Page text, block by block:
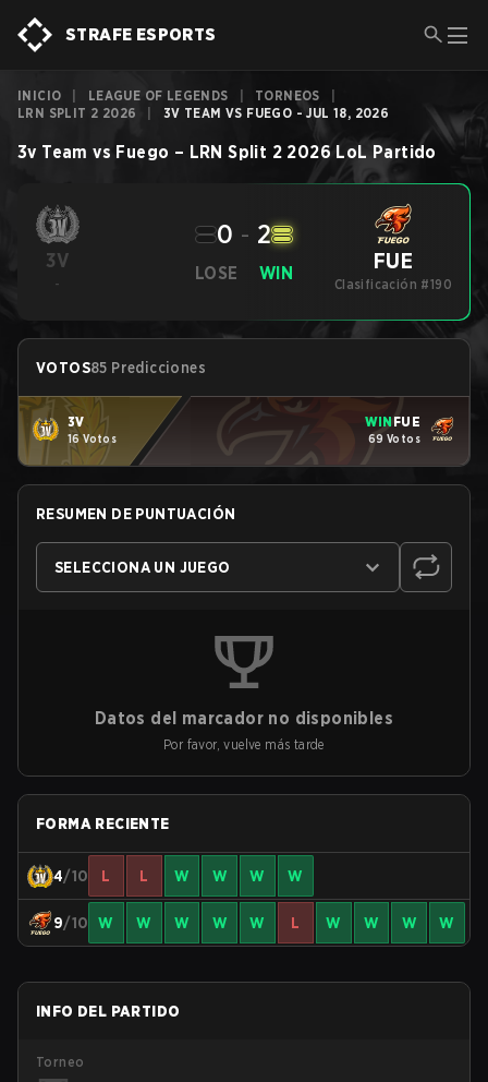
STRAFE ESPORTS
INICIO LEAGUE OF LEGENDS TORNEOS
LRN SPLIT 2 2026
3V TEAM VS FUEGO - JUL 18, 2026
3v Team vs Fuego – LRN Split 2 2026 LoL Partido
3V
-
LOSE
0 - 2
WIN FUE
Clasificación #190
VOTOS85 Predicciones
3V
16 Votos
WINFUE
69 Votos
RESUMEN DE PUNTUACIÓN
SELECCIONA UN JUEGO
Datos del marcador no disponibles
Por favor, vuelve más tarde
FORMA RECIENTE
4/10 L L W W W W
9/10 W W W W W L W W W W
INFO DEL PARTIDO
Torneo